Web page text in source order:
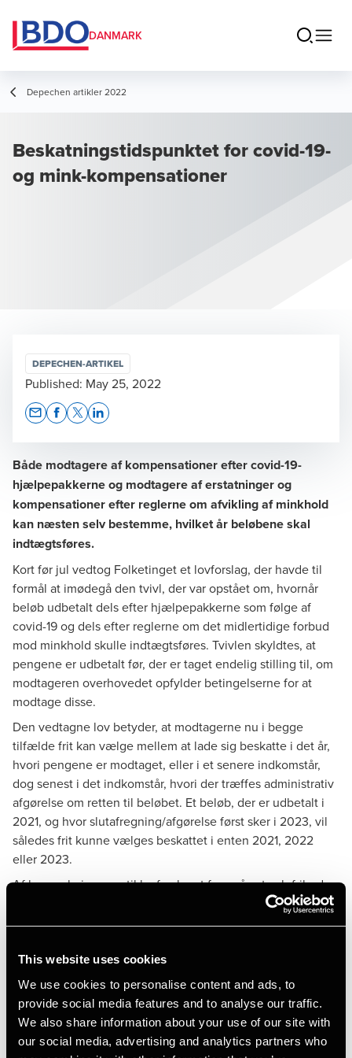
This website uses cookies
We use cookies to personalise content and ads, to
provide social media features and to analyse our traffic.
We also share information about your use of our site with
our social media, advertising and analytics partners who
DANMARK
Depechen artikler 2022
Beskatningstidspunktet for covid-19-
og mink-kompensationer
Både modtagere af kompensationer efter covid-19-
hjælpepakkerne og modtagere af erstatninger og
kompensationer efter reglerne om afvikling af minkhold
kan næsten selv bestemme, hvilket år beløbene skal
indtægtsføres.
Kort før jul vedtog Folketingetet lovforslag, der havde til
formål at imødegå den tvivl, der var opstået om, hvornår
beløb udbetalt dels efter hjælpepakkerne som følge af
covid-19 og dels efter reglerne om det midlertidige forbud
mod minkhold skulle indtægtsføres. Tvivlen skyldtes, at
pengene er udbetalt før, der er taget endelig stilling til, om
modtageren overhovedet opfylder betingelserne for at
modtage disse.
Den vedtagne lov betyder, at modtagerne nu i begge
tilfælde frit kan vælge mellem at lade sig beskatte i det år,
hvori pengene er modtaget, eller i et senere indkomstår,
dog senest i det indkomstår, hvori der træffes administrativ
afgørelse om retten til beløbet. Et beløb, der er udbetalt i
2021, og hvor slutafregning/afgørelse først sker i 2023, vil
således frit kunne vælges beskattet i enten 2021, 2022
eller 2023.
Af bemærkningerne til lovforslaget fremgår, at valgfriheden
ikke indebærer, at et udbetalt engangsbeløb vil kunne
fordeles mellem flere indkomstår. Hele beløbet skal altså
beskatning i. Til gengæld er der valgfrihed, når det gælder
beløb, som er udbetalt inden for samme
kompensationsordning, men ad flere omgange. Det
fremgår også af forarbejderne. Således vil der fx for
kompensationer for faste omkostninger skulle træffes
beslutning om beskatningstidspunktet for hver af
DEPECHEN-ARTIKEL
Published: May 25, 2022